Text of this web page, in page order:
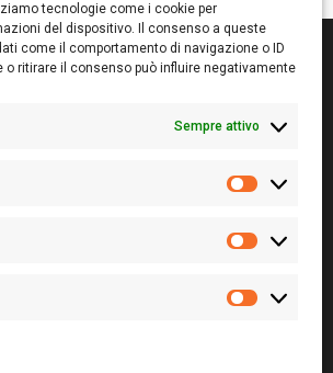
tecnologie come i cookie per
del dispositivo. Il consenso a queste
come il comportamento di navigazione o ID
ritirare il consenso può influire negativamente
Sempre attivo
Statistiche
Marketing
Ditta individuale